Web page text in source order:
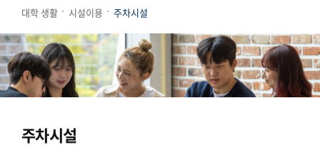
대학 생활 시설이용 주차시설
주차시설